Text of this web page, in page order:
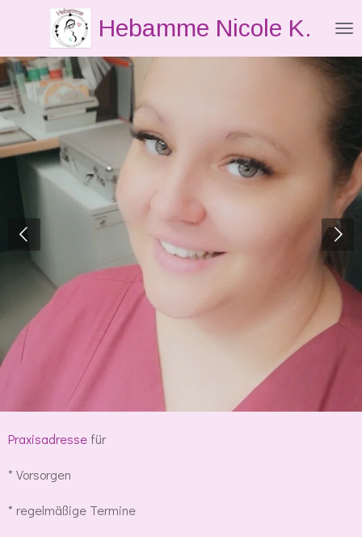
Hauptinhalt
springen
Hebamme Nicole K.
Praxisadresse für
* Vorsorgen
* regelmäßige Termine